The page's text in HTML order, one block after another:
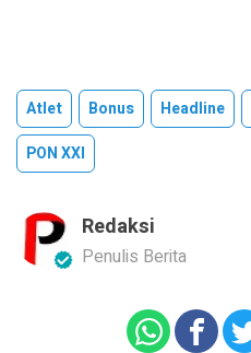
Atlet Bonus Headline
PON XXI
Redaksi
Penulis Berita